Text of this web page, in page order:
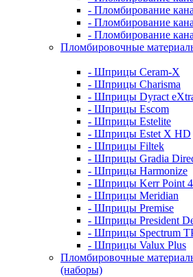
- Пломбирование
- Пломбирование
- Пломбирование
Пломбировочные
- Шприцы Ceram-X
- Шприцы Charisma
- Шприцы Dyract
- Шприцы Escom
- Шприцы Estelite
- Шприцы Estet X HD
- Шприцы Filtek
- Шприцы Gradia
- Шприцы Harmonize
- Шприцы Kerr Point 4
- Шприцы Meridian
- Шприцы Premise
- Шприцы President
- Шприцы Spectrum
- Шприцы Valux Plus
Пломбировочные
(наборы)